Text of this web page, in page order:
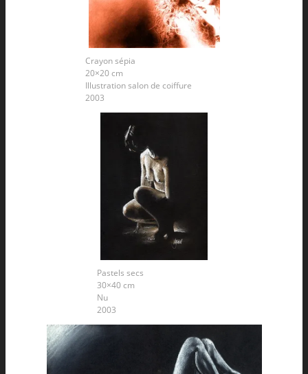
Crayon sépia
20×20 cm
Illustration salon de coiffure
2003
Pastels secs
30×40 cm
Nu
2003